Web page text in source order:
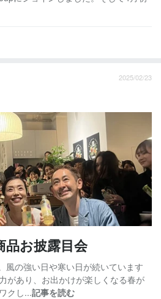
2025/02/23
品お披露目会
風の強い日や寒い日が続いています
があり、お出かけが楽しくなる春が
クし...記事を読む